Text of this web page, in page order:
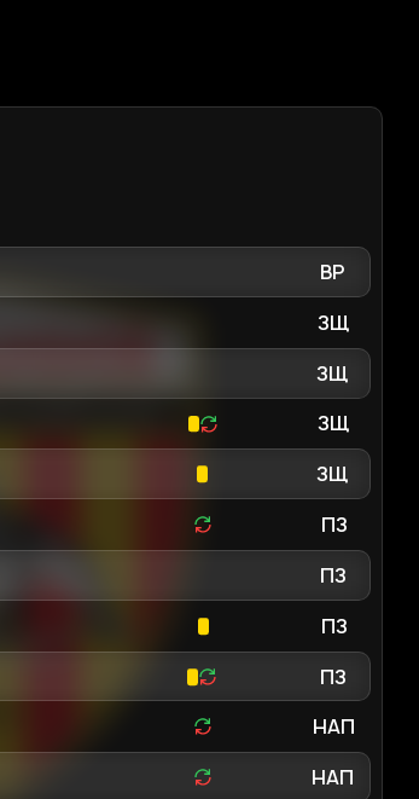
ВР
ЗЩ
ЗЩ
ЗЩ
ЗЩ
ПЗ
ПЗ
ПЗ
ПЗ
НАП
НАП